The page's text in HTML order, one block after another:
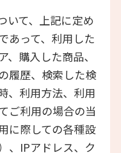
いて、上記に定め
あって、利用した
購入した商品、
履歴、検索した検
、利用方法、利用
ご利用の場合の当
に際しての各種設
、IPアドレス、ク